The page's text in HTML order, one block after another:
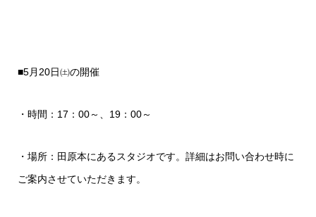
■5月20日㈯の開催
・時間：17：00～、19：00～
・場所：田原本にあるスタジオです。詳細はお問い合わせ時に
ご案内させていただきます。